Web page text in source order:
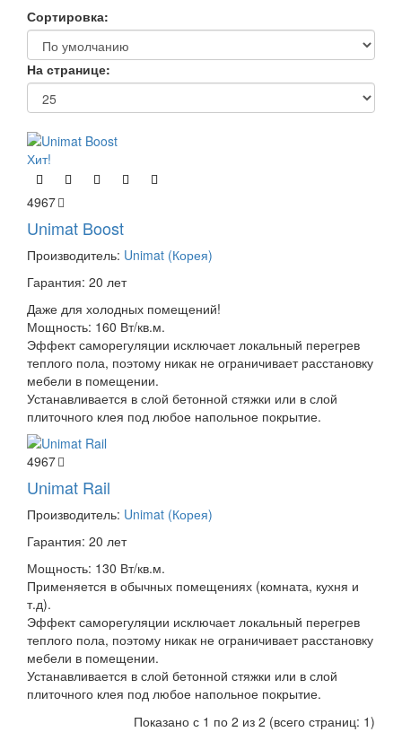
Сортировка:
На странице:
Хит!
4967
Unimat Boost
Производитель: Unimat (Корея)
Гарантия: 20 лет
Даже для холодных помещений!
Мощность: 160 Вт/кв.м.
Эффект саморегуляции исключает локальный перегрев
теплого пола, поэтому никак не ограничивает расстановку
мебели в помещении.
Устанавливается в слой бетонной стяжки или в слой
плиточного клея под любое напольное покрытие.
4967
Unimat Rail
Производитель: Unimat (Корея)
Гарантия: 20 лет
Мощность: 130 Вт/кв.м.
Применяется в обычных помещениях (комната, кухня и
т.д).
Эффект саморегуляции исключает локальный перегрев
теплого пола, поэтому никак не ограничивает расстановку
мебели в помещении.
Устанавливается в слой бетонной стяжки или в слой
плиточного клея под любое напольное покрытие.
Показано с 1 по 2 из 2 (всего страниц: 1)